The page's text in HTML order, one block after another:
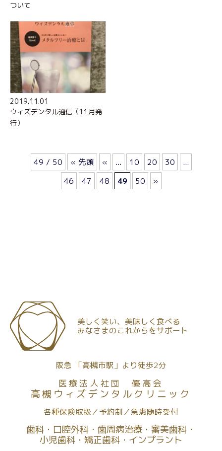
ついて
2019.11.01
ウィズデンタル通信（11月発
行）
49 / 50 « 先頭 « ... 10 20 30
...
46
47 48 49 50 »
美しく笑い、美味しく食べる
みなさまのこれからをサポート
阪急 「高槻市駅」より徒歩2分
医療法人社団 優高会
高槻ウィズデンタルクリニック
各種保険取扱 予約制 急患随時受付
歯科 口腔外科 歯周病治療
審美歯科
小児歯科
矯正歯科 インプラント